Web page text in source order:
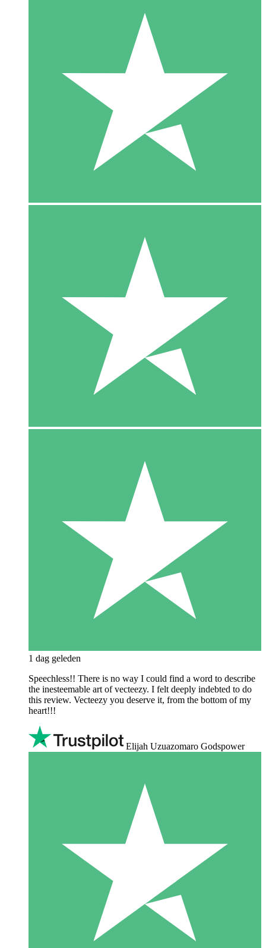
1 dag geleden
Speechless!! There is no way I could find a word to describe
the inesteemable art of vecteezy. I felt deeply indebted to do
this review. Vecteezy you deserve it, from the bottom of my
heart!!!
Elijah Uzuazomaro Godspower